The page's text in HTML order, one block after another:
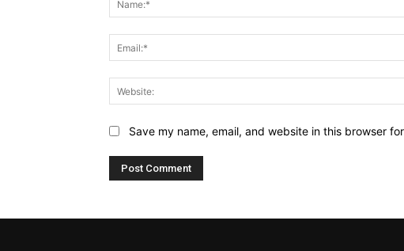
Save my name, email, and website in this browser